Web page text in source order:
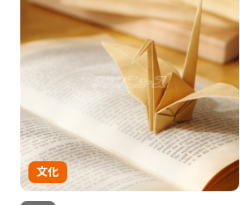
文化